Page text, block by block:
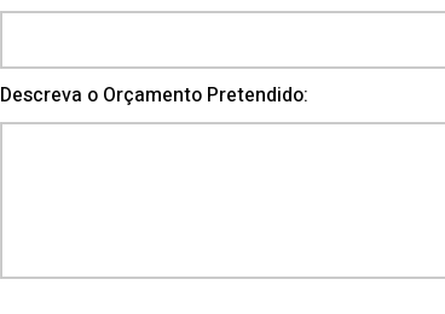
Descreva o Orçamento Pretendido: